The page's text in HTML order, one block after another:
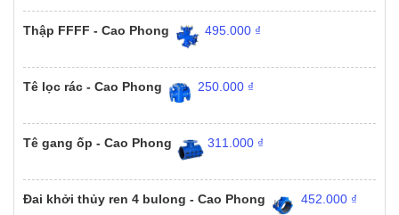
Thập FFFF - Cao Phong 495.000 ₫
Tê lọc rác - Cao Phong 250.000 ₫
Tê gang ốp - Cao Phong 311.000 ₫
Đai khởi thủy ren 4 bulong - Cao Phong 452.000 ₫